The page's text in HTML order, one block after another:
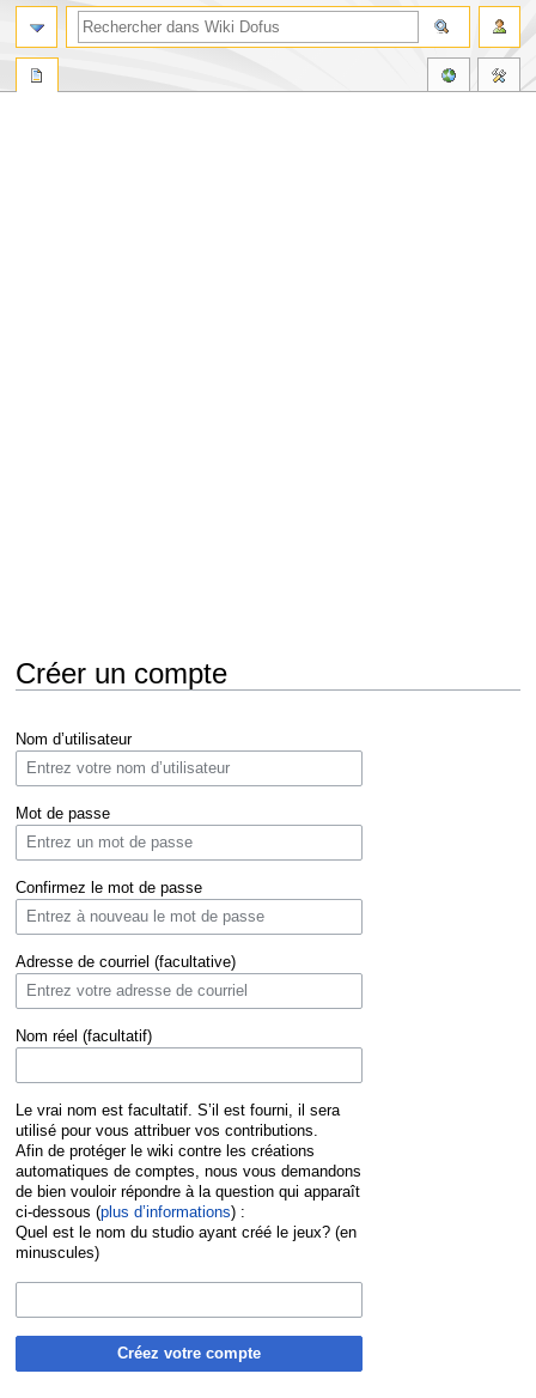
Créer un compte
à
navigation
à
recherche
Nom d’utilisateur
Mot de passe
Confirmez le mot de passe
Adresse de courriel (facultative)
Nom réel (facultatif)
Le vrai nom est facultatif. S’il est fourni, il sera
utilisé pour vous attribuer vos contributions.
Afin de protéger le wiki contre les créations
automatiques de comptes, nous vous demandons
de bien vouloir répondre à la question qui apparaît
ci-dessous (plus d’informations) :
Quel est le nom du studio ayant créé le jeux? (en
minuscules)
Créez votre compte